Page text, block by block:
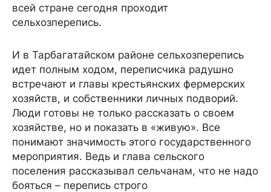
всей стране сегодня проходит
сельхозперепись.
И в Тарбагатайском районе сельхозперепись
идет полным ходом, переписчика радушно
встречают и главы крестьянских фермерских
хозяйств, и собственники личных подворий.
Люди готовы не только рассказать о своем
хозяйстве, но и показать в «живую». Все
понимают значимость этого государственного
мероприятия. Ведь и глава сельского
поселения рассказывал сельчанам, что не надо
бояться – перепись строго